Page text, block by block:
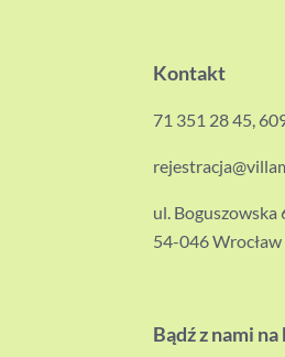
Kontakt
71 351 28 45,
ul. Boguszowska
54-046 Wrocław
Bądź z nami